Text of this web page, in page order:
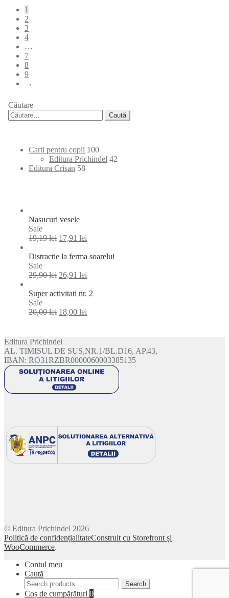
1
2
3
4
…
7
8
9
→
Căutare
Caută
după:
Carti pentru copii 100100
products
Editura Prichindel 42
Editura Crisan 5858
Nasucuri vesele
SaleProduct
on
19,19lei 17,91 lei
Distractie la ferma soarelui
SaleProduct
on
29,90lei 26,91 lei
Super activitati nr. 2
SaleProduct
on
20,00lei 18,00 lei
Editura Prichindel
AL. TIMISUL DE SUS,NR.1/BL.D16, AP.43,
IBAN: RO31RZBR0000060003385135
© Editura Prichindel 2026
Politică de confidențialitateConstruit cu Storefront și
WooCommerce.
Contul meu
Caută
Search
for:
Search
Coș de cumpărături 0